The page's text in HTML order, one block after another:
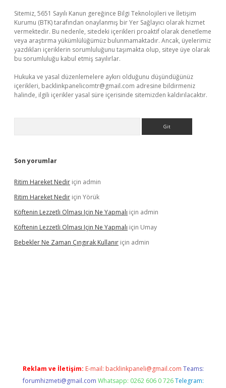
Sitemiz, 5651 Sayılı Kanun gereğince Bilgi Teknolojileri ve İletişim
Kurumu (BTK) tarafından onaylanmış bir Yer Sağlayıcı olarak hizmet
vermektedir. Bu nedenle, sitedeki içerikleri proaktif olarak denetleme
veya araştırma yükümlülüğümüz bulunmamaktadır. Ancak, üyelerimiz
yazdıkları içeriklerin sorumluluğunu taşımakta olup, siteye üye olarak
bu sorumluluğu kabul etmiş sayılırlar.
Hukuka ve yasal düzenlemelere aykırı olduğunu düşündüğünüz
içerikleri, backlinkpanelicomtr@gmail.com adresine bildirmeniz
halinde, ilgili içerikler yasal süre içerisinde sitemizden kaldırılacaktır.
Son yorumlar
Ritim Hareket Nedir için admin
Ritim Hareket Nedir için Yörük
Köftenin Lezzetli Olması Için Ne Yapmalı için admin
Köftenin Lezzetli Olması Için Ne Yapmalı için Umay
Bebekler Ne Zaman Çıngırak Kullanır için admin
Reklam ve İletişim: E-mail: backlinkpaneli@gmail.com Teams:
forumhizmeti@gmail.com Whatsapp: 0262 606 0 726 Telegram: